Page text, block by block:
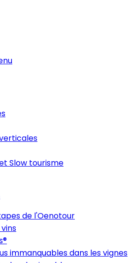
Slow tourisme
de l'Oenotour
immanquables dans les vignes